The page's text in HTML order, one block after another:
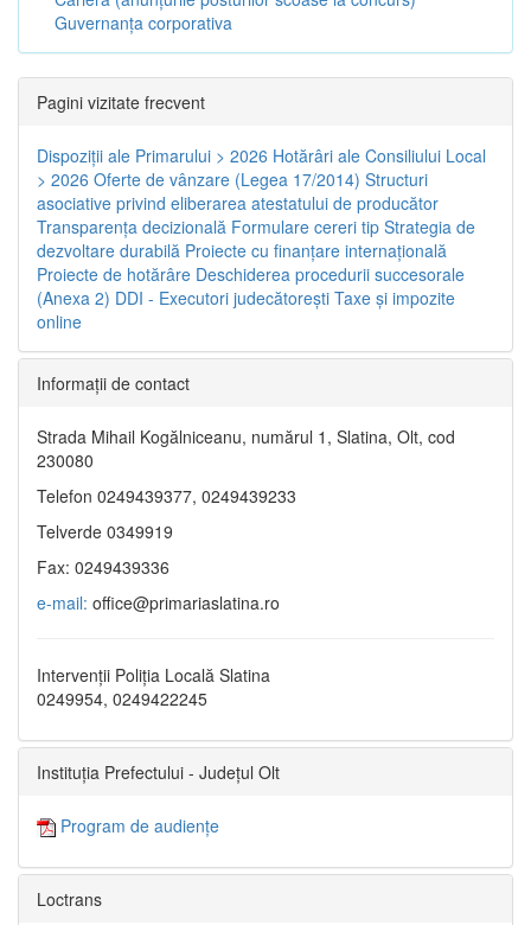
Guvernanța corporativa
Pagini vizitate frecvent
Dispoziţii ale Primarului > 2026 Hotărâri ale Consiliului Local
> 2026 Oferte de vânzare (Legea 17/2014) Structuri
asociative privind eliberarea atestatului de producător
Transparenţa decizională Formulare cereri tip Strategia de
dezvoltare durabilă Proiecte cu finanţare internaţională
Proiecte de hotărâre Deschiderea procedurii succesorale
(Anexa 2) DDI - Executori judecătorești Taxe şi impozite
online
Informaţii de contact
Strada Mihail Kogălniceanu, numărul 1, Slatina, Olt, cod
230080
Telefon 0249439377, 0249439233
Telverde 0349919
Fax: 0249439336
e-mail: office@primariaslatina.ro
Intervenții Poliția Locală Slatina
0249954, 0249422245
Instituția Prefectului - Județul Olt
Program de audiențe
Loctrans